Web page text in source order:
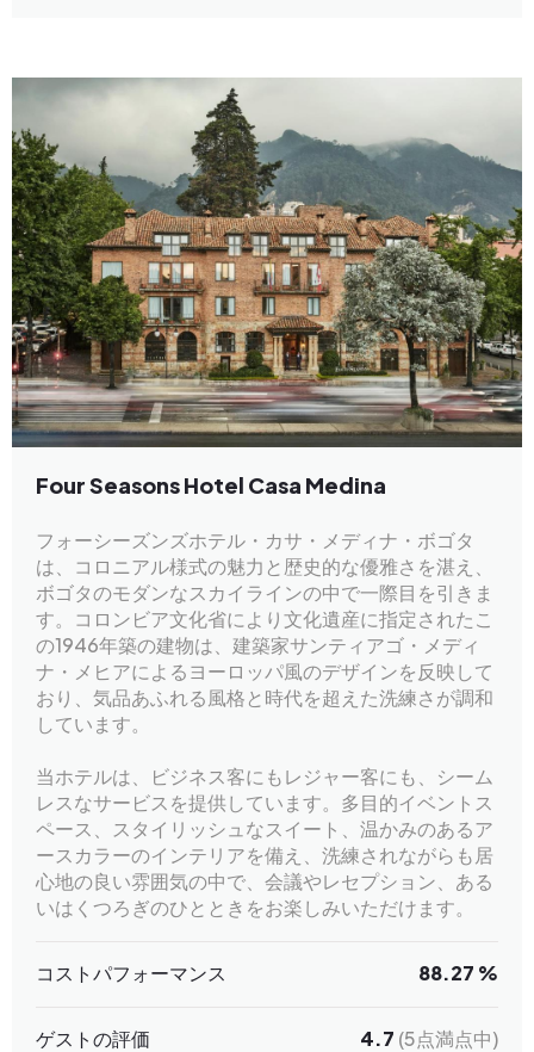
Four Seasons Hotel Casa Medina
フォーシーズンズホテル・カサ・メディナ・ボゴタ
は、コロニアル様式の魅力と歴史的な優雅さを湛え、
ボゴタのモダンなスカイラインの中で一際目を引きま
す。コロンビア文化省により文化遺産に指定されたこ
の1946年築の建物は、建築家サンティアゴ・メディ
ナ・メヒアによるヨーロッパ風のデザインを反映して
おり、気品あふれる風格と時代を超えた洗練さが調和
しています。
当ホテルは、ビジネス客にもレジャー客にも、シーム
レスなサービスを提供しています。多目的イベントス
ペース、スタイリッシュなスイート、温かみのあるア
ースカラーのインテリアを備え、洗練されながらも居
心地の良い雰囲気の中で、会議やレセプション、ある
いはくつろぎのひとときをお楽しみいただけます。
コストパフォーマンス 88.27 %
ゲストの評価 4.7 (5点満点中)